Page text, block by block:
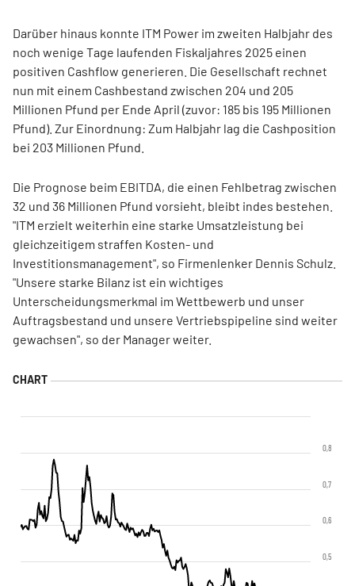
Darüber hinaus konnte ITM Power im zweiten Halbjahr des
noch wenige Tage laufenden Fiskaljahres 2025 einen
positiven Cashflow generieren. Die Gesellschaft rechnet
nun mit einem Cashbestand zwischen 204 und 205
Millionen Pfund per Ende April (zuvor: 185 bis 195 Millionen
Pfund). Zur Einordnung: Zum Halbjahr lag die Cashposition
bei 203 Millionen Pfund.
Die Prognose beim EBITDA, die einen Fehlbetrag zwischen
32 und 36 Millionen Pfund vorsieht, bleibt indes bestehen.
"ITM erzielt weiterhin eine starke Umsatzleistung bei
gleichzeitigem straffen Kosten- und
Investitionsmanagement", so Firmenlenker Dennis Schulz.
"Unsere starke Bilanz ist ein wichtiges
Unterscheidungsmerkmal im Wettbewerb und unser
Auftragsbestand und unsere Vertriebspipeline sind weiter
gewachsen", so der Manager weiter.
0,5
0,6
0,7
0,8